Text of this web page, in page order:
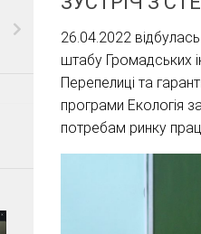
26.04.2022
штабу Громадських
Перепелиці та
програми Екологія
потребам ринку